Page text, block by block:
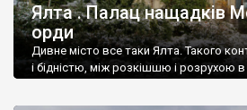
Ялта . Палац нащадків
орди
Дивне місто все таки Ялта. Такого
і бідністю, між розкішшю і розрухою в